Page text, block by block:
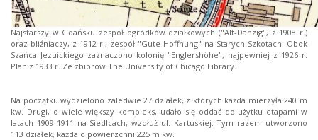
Najstarszy w Gdańsku zespół ogródków działkowych ("Alt-Danzig", z 1908 r.)
oraz bliźniaczy, z 1912 r., zespół "Gute Hoffnung" na Starych Szkotach. Obok
Szańca Jezuickiego zaznaczono kolonię "Englershöhe", najpewniej z 1926 r.
Plan z 1933 r. Ze zbiorów The University of Chicago Library.
Na początku wydzielono zaledwie 27 działek, z których każda mierzyła 240 m
kw. Drugi, o wiele większy kompleks, udało się oddać do użytku etapami w
latach 1909-1911 na Siedlcach, wzdłuż ul. Kartuskiej. Tym razem utworzono
113 działek, każda o powierzchni 225 m kw.